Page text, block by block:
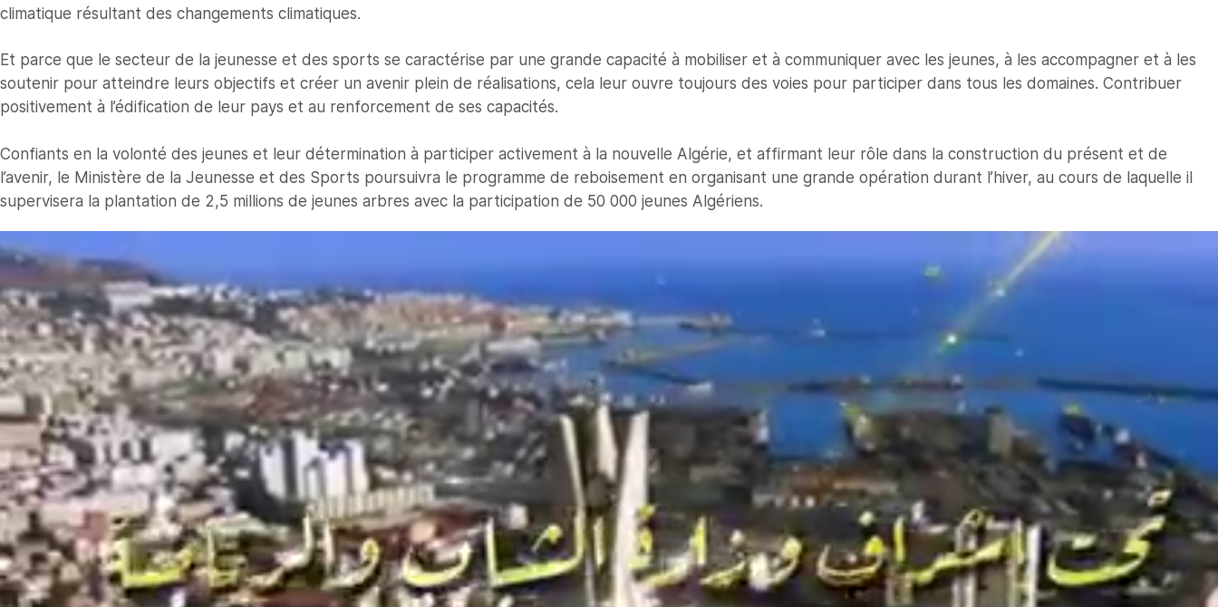
climatique résultant des changements climatiques.
Et parce que le secteur de la jeunesse et des sports se caractérise par une grande capacité à mobiliser et à communiquer avec les jeunes, à les accompagner et à les
soutenir pour atteindre leurs objectifs et créer un avenir plein de réalisations, cela leur ouvre toujours des voies pour participer dans tous les domaines. Contribuer
positivement à l’édification de leur pays et au renforcement de ses capacités.
Confiants en la volonté des jeunes et leur détermination à participer activement à la nouvelle Algérie, et affirmant leur rôle dans la construction du présent et de
l’avenir, le Ministère de la Jeunesse et des Sports poursuivra le programme de reboisement en organisant une grande opération durant l’hiver, au cours de laquelle il
supervisera la plantation de 2,5 millions de jeunes arbres avec la participation de 50 000 jeunes Algériens.